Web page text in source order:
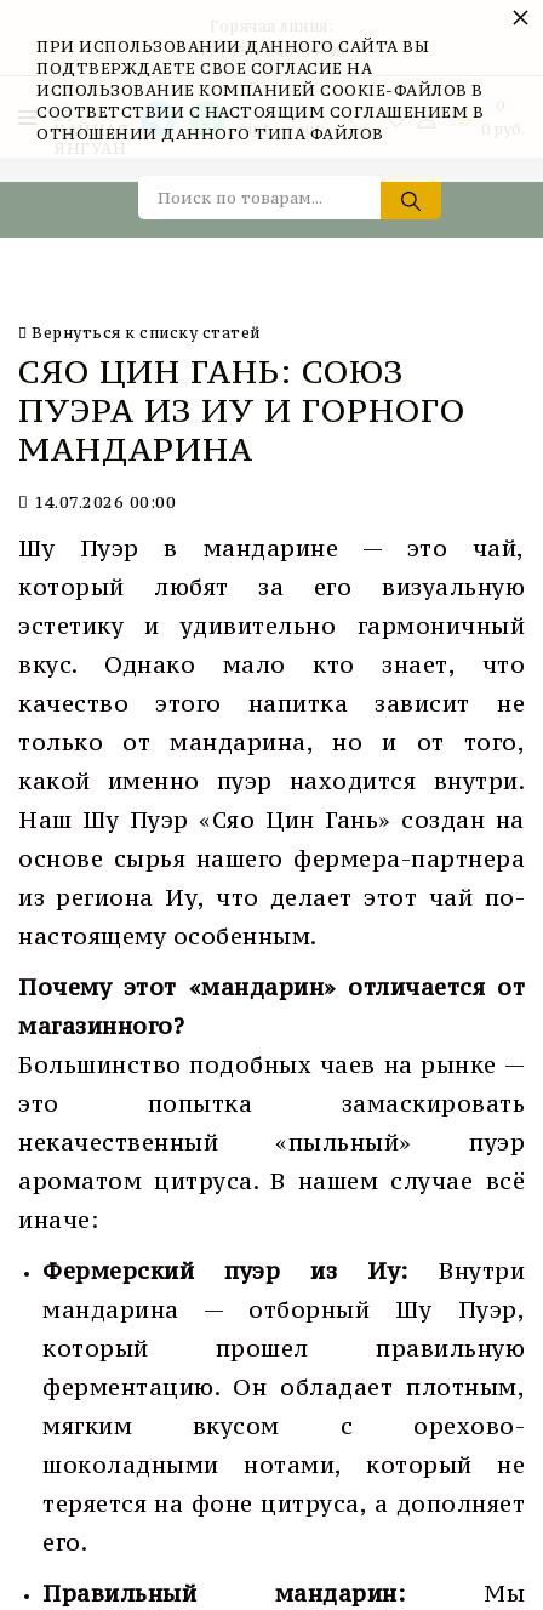
+7 (977) 040-09-98
Вернуться к списку статей
СЯО ЦИН ГАНЬ: СОЮЗ
ПУЭРА ИЗ ИУ И ГОРНОГО
МАНДАРИНА
14.07.2026 00:00
Шу Пуэр в мандарине — это чай,
который любят за его визуальную
эстетику и удивительно гармоничный
вкус. Однако мало кто знает, что
качество этого напитка зависит не
только от мандарина, но и от того,
какой именно пуэр находится внутри.
Наш Шу Пуэр «Сяо Цин Гань» создан на
основе сырья нашего фермера-партнера
из региона Иу, что делает этот чай по-
настоящему особенным.
Почему этот «мандарин» отличается от
магазинного?
Большинство подобных чаев на рынке —
это попытка замаскировать
некачественный «пыльный» пуэр
ароматом цитруса. В нашем случае всё
иначе:
Фермерский пуэр из Иу: Внутри
мандарина — отборный Шу Пуэр,
который прошел правильную
ферментацию. Он обладает плотным,
мягким вкусом с орехово-
шоколадными нотами, который не
теряется на фоне цитруса, а дополняет
его.
Правильный мандарин: Мы
ПРИ ИСПОЛЬЗОВАНИИ ДАННОГО САЙТА ВЫ
ПОДТВЕРЖДАЕТЕ СВОЕ СОГЛАСИЕ НА
ИСПОЛЬЗОВАНИЕ КОМПАНИЕЙ COOKIE-ФАЙЛОВ В
СООТВЕТСТВИИ С НАСТОЯЩИМ СОГЛАШЕНИЕМ В
ОТНОШЕНИИ ДАННОГО ТИПА ФАЙЛОВ
×